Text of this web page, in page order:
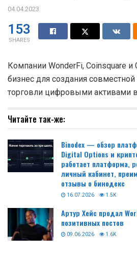
04.04.2023
153
SHARES
Компании WonderFi, Coinsquare и
бизнес для создания
торговли цифровыми активами
Читайте так-же:
Binodex — обзор
Digital Options и
работает платформа,
личный кабинет,
отзывы о бинодекс
16.07.2026 1.5K
Артур Хейс продал
позитивных постов
09.06.2026 1.6K